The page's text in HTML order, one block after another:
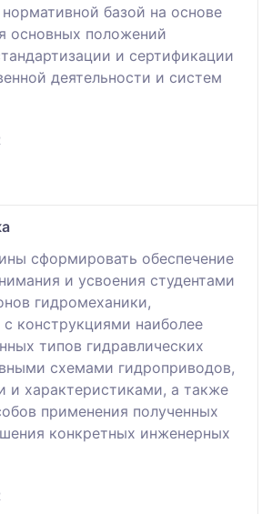
базой на основе
основных положений
и сертификации
деятельности и систем
сформировать обеспечение
и усвоения студентами
гидромеханики,
с конструкциями наиболее
типов гидравлических
схемами гидроприводов,
и характеристиками, а также
применения полученных
конкретных инженерных